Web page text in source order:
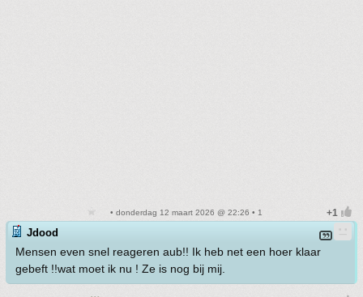
• donderdag 12 maart 2026 @ 22:26 • 1
Jdood
Mensen even snel reageren aub!! Ik heb net een hoer klaar
gebeft !!wat moet ik nu ! Ze is nog bij mij.